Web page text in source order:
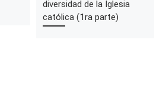
diversidad de la Iglesia
católica (1ra parte)